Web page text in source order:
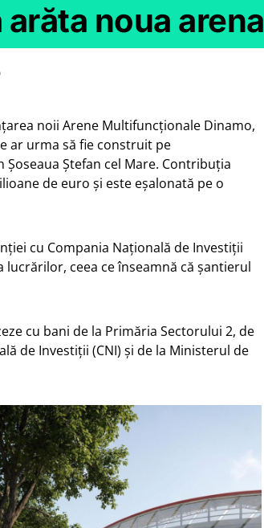
noua arena
noii Arene Multifuncționale Dinamo,
ar urma să fie construit pe
Ștefan cel Mare. Contribuția
de euro și este eșalonată pe o
cu Compania Națională de Investiții
ceea ce înseamnă că șantierul
cu bani de la Primăria Sectorului 2, de
de Investiţii (CNI) și de la Ministerul de